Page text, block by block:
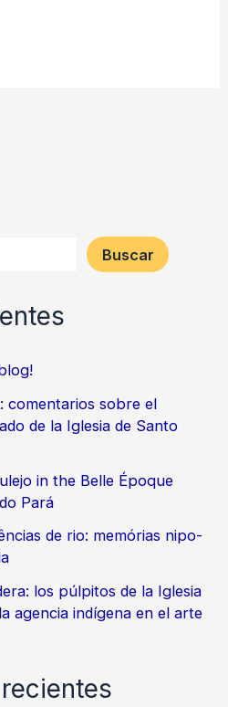
Buscar
comentarios sobre el
de la Iglesia de Santo
in the Belle Époque
Pará
de rio: memórias nipo-
los púlpitos de la Iglesia
agencia indígena en el arte